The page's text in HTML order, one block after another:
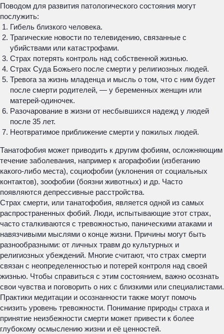
Поводом для развития патологического состояния могут
послужить:
Гибель близкого человека.
Трагические новости по телевидению, связанные с
убийствами или катастрофами.
Страх потерять контроль над собственной жизнью.
Страх Суда Божьего после смерти у религиозных людей.
Тревога за жизнь младенца и мысль о том, что с ним будет
после смерти родителей, — у беременных женщин или
матерей-одиночек.
Разочарование в жизни от несбывшихся надежд у людей
после 35 лет.
Неотвратимое приближение смерти у пожилых людей.
Танатофобия может приводить к другим фобиям, осложняющим
течение заболевания, например к агорафобии (избеганию
какого-либо места), социофобии (уклонения от социальных
контактов), зоофобии (боязни животных) и др. Часто
появляются депрессивные расстройства.
Страх смерти, или танатофобия, является одной из самых
распространенных фобий. Люди, испытывающие этот страх,
часто сталкиваются с тревожностью, паническими атаками и
навязчивыми мыслями о конце жизни. Причины могут быть
разнообразными: от личных травм до культурных и
религиозных убеждений. Многие считают, что страх смерти
связан с неопределенностью и потерей контроля над своей
жизнью. Чтобы справиться с этим состоянием, важно осознать
свои чувства и поговорить о них с близкими или специалистами.
Практики медитации и осознанности также могут помочь
снизить уровень тревожности. Понимание природы страха и
принятие неизбежности смерти может привести к более
глубокому осмыслению жизни и её ценностей.